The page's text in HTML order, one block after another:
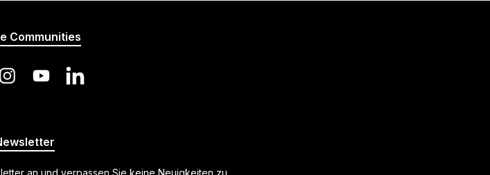
Communities
YouTube LinkedIn
an und verpassen Sie keine Neuigkeiten zu